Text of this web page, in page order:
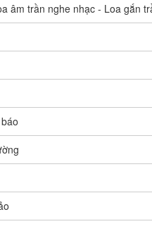
âm trần nghe nhạc - Loa gắn